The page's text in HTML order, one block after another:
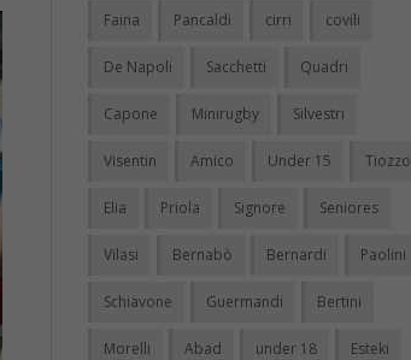
Faina Pancaldi cirri covili
De Napoli Sacchetti Quadri
Capone Minirugby Silvestri
Visentin Amico Under 15 Tiozzo
Elia Priola Signore Seniores
Vilasi Bernabò Bernardi Paolini
Schiavone Guermandi Bertini
Morelli Abad under 18 Esteki